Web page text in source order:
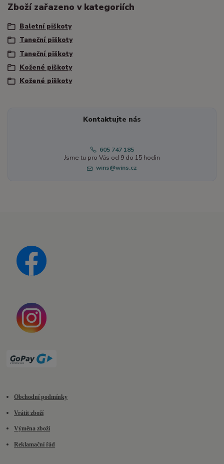
Zboží zařazeno v kategoriích
Baletní piškoty
Taneční piškoty
Taneční piškoty
Kožené piškoty
Kožené piškoty
Kontaktujte nás
605 747 185
Jsme tu pro Vás od 9 do 15 hodin
wins@wins.cz
Obchodní podmínky
Vrátit zboží
Výměna zboží
Reklamační řád